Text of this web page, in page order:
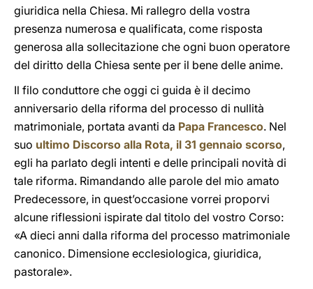
giuridica nella Chiesa. Mi rallegro della vostra
presenza numerosa e qualificata, come risposta
generosa alla sollecitazione che ogni buon operatore
del diritto della Chiesa sente per il bene delle anime.
Il filo conduttore che oggi ci guida è il decimo
anniversario della riforma del processo di nullità
matrimoniale, portata avanti da Papa Francesco. Nel
suo ultimo Discorso alla Rota, il 31 gennaio scorso,
egli ha parlato degli intenti e delle principali novità di
tale riforma. Rimandando alle parole del mio amato
Predecessore, in quest’occasione vorrei proporvi
alcune riflessioni ispirate dal titolo del vostro Corso:
«A dieci anni dalla riforma del processo matrimoniale
canonico. Dimensione ecclesiologica, giuridica,
pastorale».